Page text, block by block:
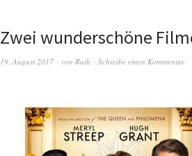
Zwei wunderschöne
19. August 2017 von Ruth Schreibe einen Kommentar